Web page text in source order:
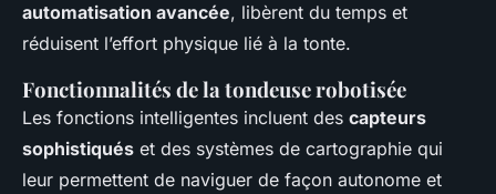
automatisation avancée, libèrent du temps et
réduisent l’effort physique lié à la tonte.
Fonctionnalités de la tondeuse robotisée
Les fonctions intelligentes incluent des capteurs
sophistiqués et des systèmes de cartographie qui
leur permettent de naviguer de façon autonome et